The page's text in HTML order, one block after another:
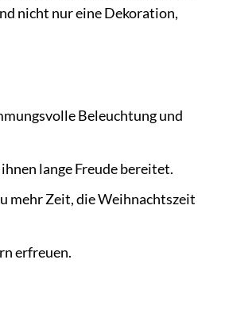
nicht nur eine Dekoration,
Beleuchtung und
lange Freude bereitet.
mehr Zeit, die Weihnachtszeit
erfreuen.